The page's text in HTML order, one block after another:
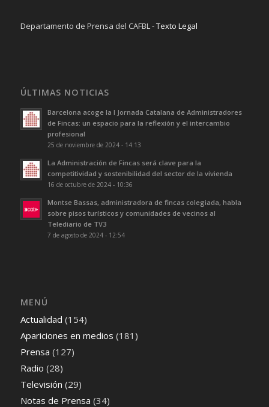
Departamento de Prensa del CAFBL -Texto Legal
ÚLTIMAS NOTICIAS
Barcelona acoge la I Jornada Catalana de Administradores
de Fincas: un espacio para la reflexión y el intercambio
profesional
25 de noviembre de 2024 - 14:13
La Administración de Fincas será clave para la
competitividad y sostenibilidad del sector de la vivienda
16 de octubre de 2024 - 10:36
Montse Bassas, administradora de fincas colegiada, habla
sobre pisos turísticos y comunidades de vecinos al
Telediario de TV3
7 de agosto de 2024 - 12:54
MENÚ
Actualidad (154)
Apariciones en medios (181)
Prensa (127)
Radio (28)
Televisión (29)
Notas de Prensa (34)